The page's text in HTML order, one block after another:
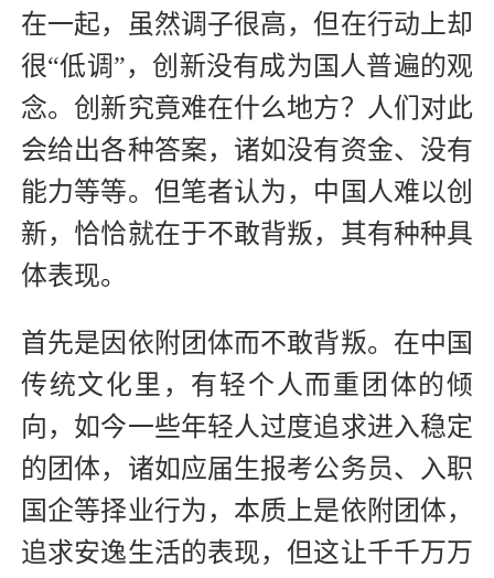
在一起，虽然调子很高，但在行动上却
很“低调”，创新没有成为国人普遍的观
念。创新究竟难在什么地方？人们对此
会给出各种答案，诸如没有资金、没有
能力等等。但笔者认为，中国人难以创
新，恰恰就在于不敢背叛，其有种种具
体表现。
首先是因依附团体而不敢背叛。在中国
传统文化里，有轻个人而重团体的倾
向，如今一些年轻人过度追求进入稳定
的团体，诸如应届生报考公务员、入职
国企等择业行为，本质上是依附团体，
追求安逸生活的表现，但这让千千万万